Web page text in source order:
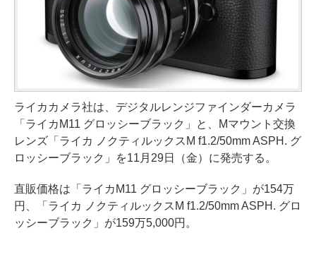
ライカカメラ社は、デジタルレンジファインダーカメラ
「ライカM11 グロッシーブラック」と、Mマウント交換
レンズ「ライカ ノクティルックスM f1.2/50mm ASPH. グ
ロッシーブラック」を11月29日（金）に発売する。
直販価格は「ライカM11 グロッシーブラック」が154万
円、「ライカ ノクティルックスM f1.2/50mm ASPH. グロ
ッシーブラック」が159万5,000円。